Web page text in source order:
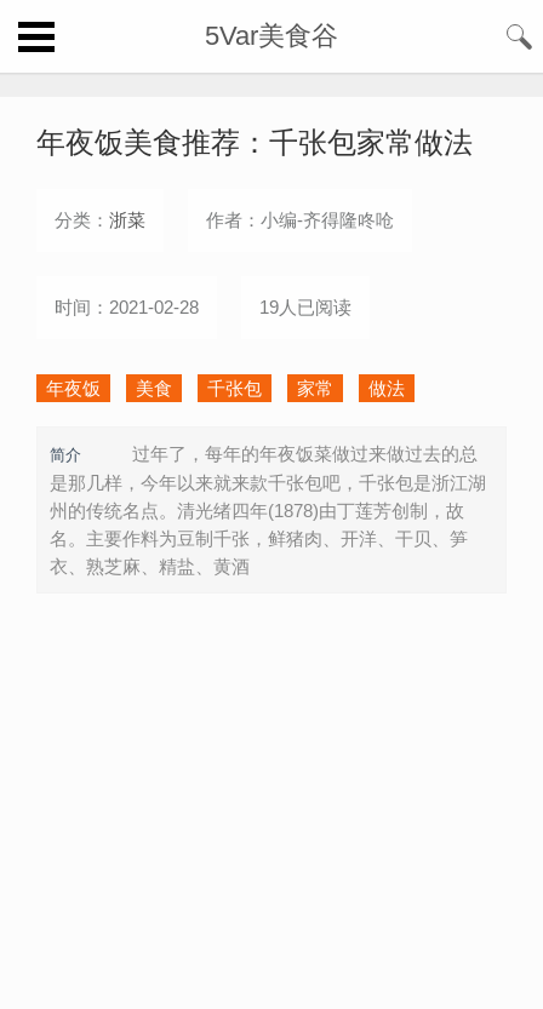
5Var美食谷
年夜饭美食推荐：千张包家常做法
分类： 浙菜 作者：小编-齐得隆咚呛
时间：2021-02-28 19人已阅读
年夜饭 美食 千张包 家常 做法
简介
过年了，每年的年夜饭菜做过来做过去的总
是那几样，今年以来就来款千张包吧，千张包是浙江湖
州的传统名点。清光绪四年(1878)由丁莲芳创制，故
名。主要作料为豆制千张，鲜猪肉、开洋、干贝、笋
衣、熟芝麻、精盐、黄酒